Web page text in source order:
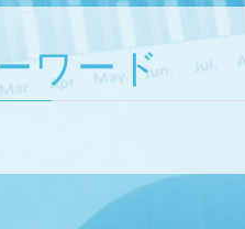
ワード